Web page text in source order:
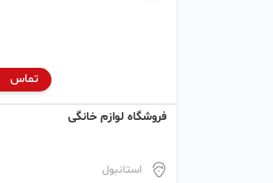
تماس
فروشگاه لوازم خانگی
استانبول